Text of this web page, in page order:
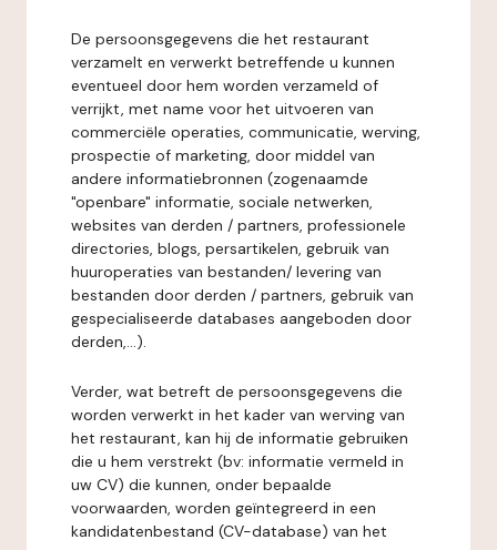
De persoonsgegevens die het restaurant
verzamelt en verwerkt betreffende u kunnen
eventueel door hem worden verzameld of
verrijkt, met name voor het uitvoeren van
commerciële operaties, communicatie, werving,
prospectie of marketing, door middel van
andere informatiebronnen (zogenaamde
"openbare" informatie, sociale netwerken,
websites van derden / partners, professionele
directories, blogs, persartikelen, gebruik van
huuroperaties van bestanden/ levering van
bestanden door derden / partners, gebruik van
gespecialiseerde databases aangeboden door
derden,...).
Verder, wat betreft de persoonsgegevens die
worden verwerkt in het kader van werving van
het restaurant, kan hij de informatie gebruiken
die u hem verstrekt (bv: informatie vermeld in
uw CV) die kunnen, onder bepaalde
voorwaarden, worden geïntegreerd in een
kandidatenbestand (CV-database) van het